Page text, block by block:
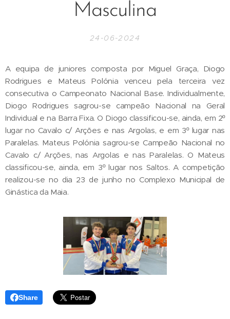
Masculina
24-06-2024
A equipa de juniores composta por Miguel Graça, Diogo
Rodrigues e Mateus Polónia venceu pela terceira vez
consecutiva o Campeonato Nacional Base. Individualmente,
Diogo Rodrigues sagrou-se campeão Nacional na Geral
Individual e na Barra Fixa. O Diogo classificou-se, ainda, em 2º
lugar no Cavalo c/ Arções e nas Argolas, e em 3º lugar nas
Paralelas. Mateus Polónia sagrou-se Campeão Nacional no
Cavalo c/ Arções, nas Argolas e nas Paralelas. O Mateus
classificou-se, ainda, em 3º lugar nos Saltos. A competição
realizou-se no dia 23 de junho no Complexo Municipal de
Ginástica da Maia.
Share